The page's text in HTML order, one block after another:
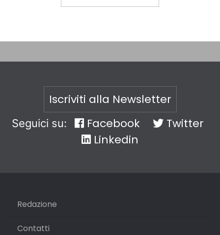
Iscriviti alla Newsletter
Seguici su: Facebook
Twitter
Linkedin
Redazione
Contatti